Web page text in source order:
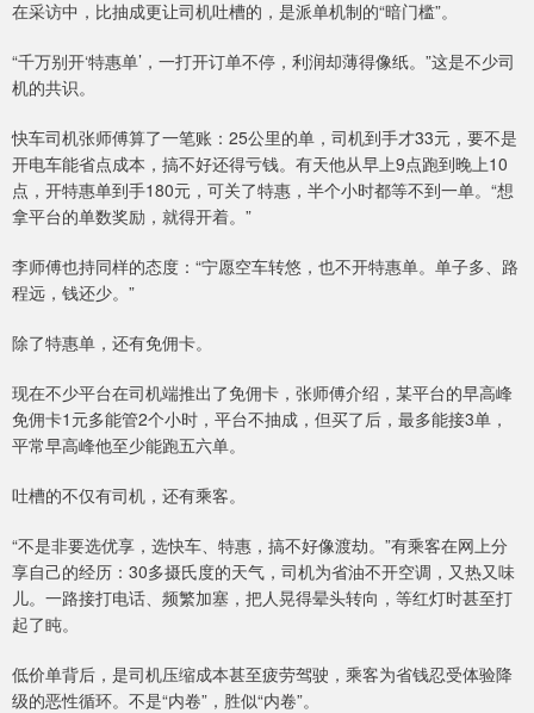
在采访中，比抽成更让司机吐槽的，是派单机制的“暗门槛”。
“千万别开‘特惠单’，一打开订单不停，利润却薄得像纸。”这是不少司
机的共识。
快车司机张师傅算了一笔账：25公里的单，司机到手才33元，要不是
开电车能省点成本，搞不好还得亏钱。有天他从早上9点跑到晚上10
点，开特惠单到手180元，可关了特惠，半个小时都等不到一单。“想
拿平台的单数奖励，就得开着。”
李师傅也持同样的态度：“宁愿空车转悠，也不开特惠单。单子多、路
程远，钱还少。”
除了特惠单，还有免佣卡。
现在不少平台在司机端推出了免佣卡，张师傅介绍，某平台的早高峰
免佣卡1元多能管2个小时，平台不抽成，但买了后，最多能接3单，
平常早高峰他至少能跑五六单。
吐槽的不仅有司机，还有乘客。
“不是非要选优享，选快车、特惠，搞不好像渡劫。”有乘客在网上分
享自己的经历：30多摄氏度的天气，司机为省油不开空调，又热又味
儿。一路接打电话、频繁加塞，把人晃得晕头转向，等红灯时甚至打
起了盹。
低价单背后，是司机压缩成本甚至疲劳驾驶，乘客为省钱忍受体验降
级的恶性循环。不是“内卷”，胜似“内卷”。